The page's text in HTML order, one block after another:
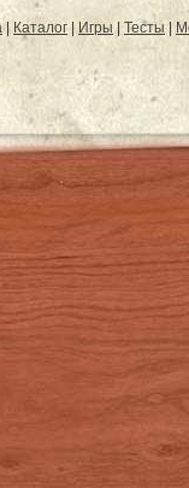
| Каталог | Игры | Тесты |